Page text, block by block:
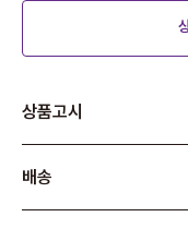
상품고시
배송